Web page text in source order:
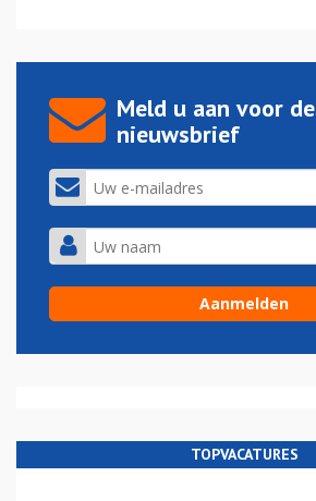
Meld u aan voor de
nieuwsbrief
TOPVACATURES